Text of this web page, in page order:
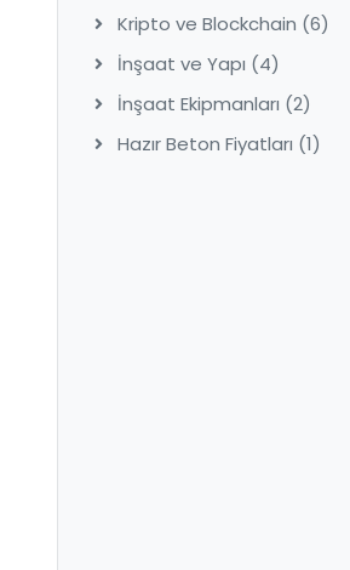
Kripto ve Blockchain (6)
İnşaat ve Yapı (4)
İnşaat Ekipmanları (2)
Hazır Beton Fiyatları (1)